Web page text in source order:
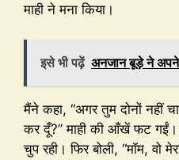
माही ने मना किया।
इसे भी पढ़ें अनजान बूड़े ने अपने
मैंने कहा, “अगर तुम दोनों नहीं
कर दूँ?” माही की आँखें फट गईं।
चुप रही। फिर बोली, “मॉम, वो